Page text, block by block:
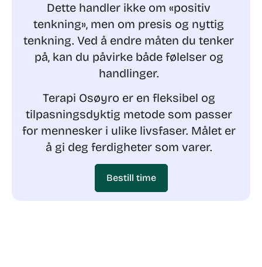
Dette handler ikke om «positiv
tenkning», men om presis og nyttig
tenkning.Ved å endre måten du tenker
på, kan du påvirke både følelser og
handlinger.
Terapi Osøyro er en fleksibel og
tilpasningsdyktig metode som passer
for mennesker i ulike livsfaser. Målet er
å gi deg ferdigheter som varer.
Bestill time